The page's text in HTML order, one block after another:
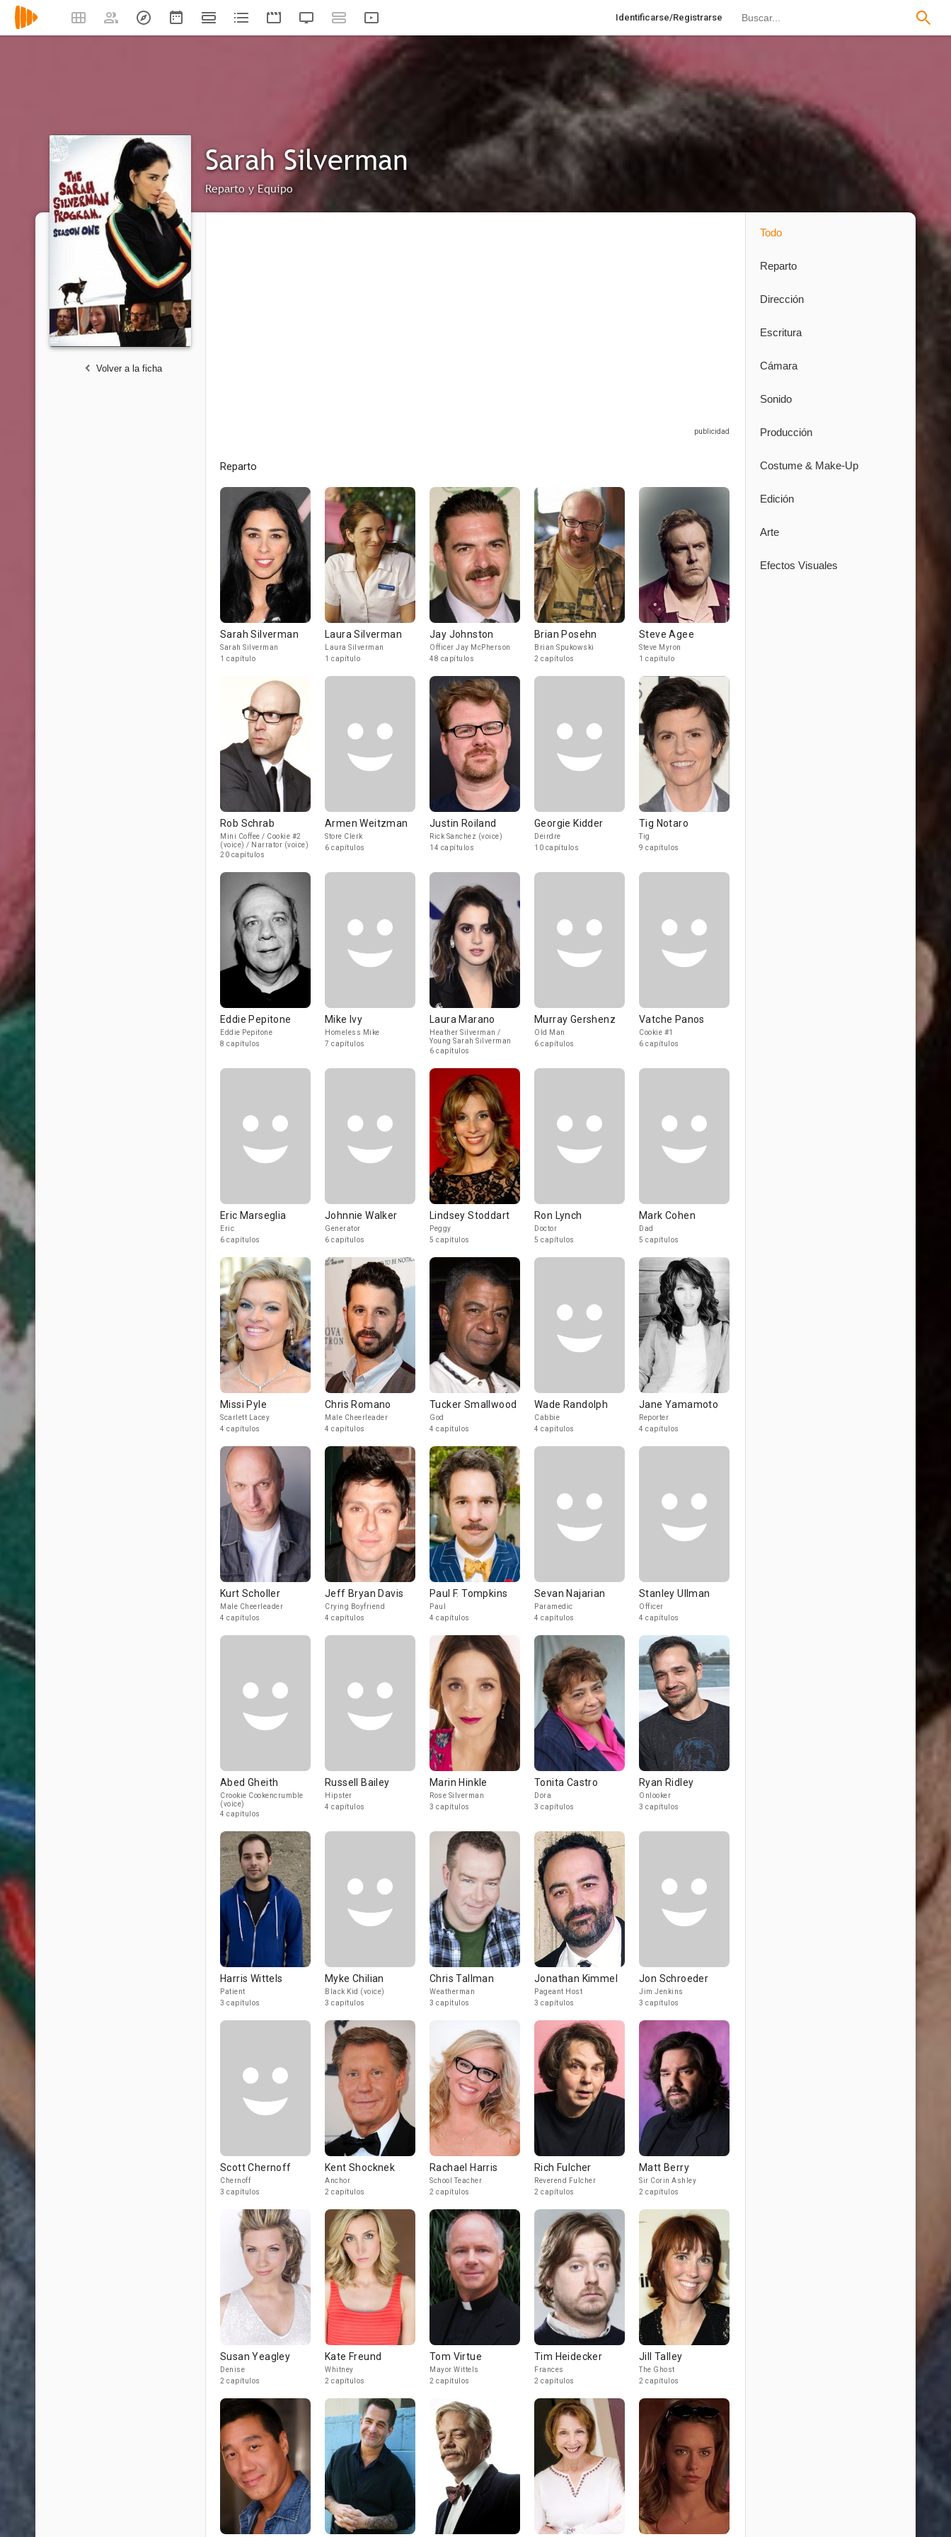
Identificarse/Registrarse
Sarah Silverman
Reparto y Equipo
Volver a la ficha
Reparto
Sarah Silverman
Sarah Silverman
1 capítulo
Laura Silverman
Laura Silverman
1 capítulo
Jay Johnston
Officer Jay McPherson
48 capítulos
Brian Posehn
Brian Spukowski
2 capítulos
Steve Agee
Steve Myron
1 capítulo
Rob Schrab
Mini Coffee / Cookie #2
(voice) / Narrator (voice)
20 capítulos
Armen Weitzman
Store Clerk
6 capítulos
Justin Roiland
Rick Sanchez (voice)
14 capítulos
Georgie Kidder
Deirdre
10 capítulos
Tig Notaro
Tig
9 capítulos
Eddie Pepitone
Eddie Pepitone
8 capítulos
Mike Ivy
Homeless Mike
7 capítulos
Laura Marano
Heather Silverman /
Young Sarah Silverman
6 capítulos
Murray Gershenz
Old Man
6 capítulos
Vatche Panos
Cookie #1
6 capítulos
Eric Marseglia
Eric
6 capítulos
Johnnie Walker
Generator
6 capítulos
Lindsey Stoddart
Peggy
5 capítulos
Ron Lynch
Doctor
5 capítulos
Mark Cohen
Dad
5 capítulos
Missi Pyle
Scarlett Lacey
4 capítulos
Chris Romano
Male Cheerleader
4 capítulos
Tucker Smallwood
God
4 capítulos
Wade Randolph
Cabbie
4 capítulos
Jane Yamamoto
Reporter
4 capítulos
Kurt Scholler
Male Cheerleader
4 capítulos
Jeff Bryan Davis
Crying Boyfriend
4 capítulos
Paul F. Tompkins
Paul
4 capítulos
Sevan Najarian
Paramedic
4 capítulos
Stanley Ullman
Officer
4 capítulos
Abed Gheith
Crookie Cookencrumble
(voice)
4 capítulos
Russell Bailey
Hipster
4 capítulos
Marin Hinkle
Rose Silverman
3 capítulos
Tonita Castro
Dora
3 capítulos
Ryan Ridley
Onlooker
3 capítulos
Harris Wittels
Patient
3 capítulos
Myke Chilian
Black Kid (voice)
3 capítulos
Chris Tallman
Weatherman
3 capítulos
Jonathan Kimmel
Pageant Host
3 capítulos
Jon Schroeder
Jim Jenkins
3 capítulos
Scott Chernoff
Chernoff
3 capítulos
Kent Shocknek
Anchor
2 capítulos
Rachael Harris
School Teacher
2 capítulos
Rich Fulcher
Reverend Fulcher
2 capítulos
Matt Berry
Sir Corin Ashley
2 capítulos
Susan Yeagley
Denise
2 capítulos
Kate Freund
Whitney
2 capítulos
Tom Virtue
Mayor Wittels
2 capítulos
Tim Heidecker
Frances
2 capítulos
Jill Talley
The Ghost
2 capítulos
Todo
Reparto
Dirección
Escritura
Cámara
Sonido
Producción
Costume & Make-Up
Edición
Arte
Efectos Visuales